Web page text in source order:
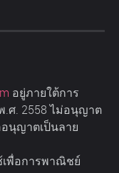
อยู่ภายใต้การ
ศ. 2558 ไม่อนุญาต
นุญาตเป็นลาย
พื่อการพาณิชย์